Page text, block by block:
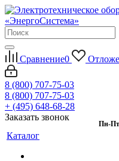
Сравнение0
8 (800) 707-75-03
8 (800) 707-75-03
+ (495) 648-68-28
Заказать звонок
Пн-
Каталог